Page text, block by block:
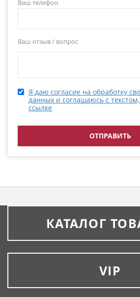
Ваш телефон
Ваш отзыв / вопрос
Я даю согласие на обработку
данных и соглашаюсь с
ссылке
КАТАЛОГ
VIP